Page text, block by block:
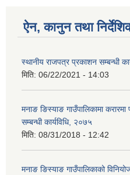
ऐन, कानुन तथा
स्थानीय राजपत्र प्रकाशन सम्बन्धी
मिति: 06/22/2021 - 14:03
मनाङ ङिस्याङ गाउँपालिकामा करारमा
सम्बन्धी कार्यविधि, २०७५
मिति: 08/31/2018 - 12:42
मनाङ ङिस्याङ गाउँपालिकाको